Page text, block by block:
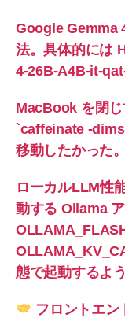
Google Gemma
法。具体的には
4-26B-A4B-it-
MacBook を閉
`caffeinate -
移動したかった。
ローカルLLM性
動する Ollama ア
態で起動するよ
フロントエン